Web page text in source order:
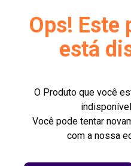
Ops! Este
está
O Produto que você
Você pode tentar
com a nossa